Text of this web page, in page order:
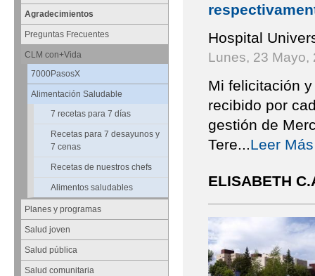
Agradecimientos
Preguntas Frecuentes
CLM con+Vida
7000PasosX
Alimentación Saludable
7 recetas para 7 días
Recetas para 7 desayunos y
7 cenas
Recetas de nuestros chefs
Alimentos saludables
Planes y programas
Salud joven
Salud pública
Salud comunitaria
Hospital
Lunes, 23 Mayo,
Mi felicitación
recibido por
gestión de
Tere
Leer
ELISABETH